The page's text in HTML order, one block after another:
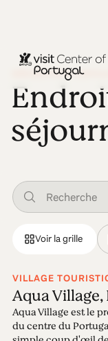
DÉCOUVRIR
Voir la grille
VILLAGE
Aqua
Aqua Village est le
du centre du